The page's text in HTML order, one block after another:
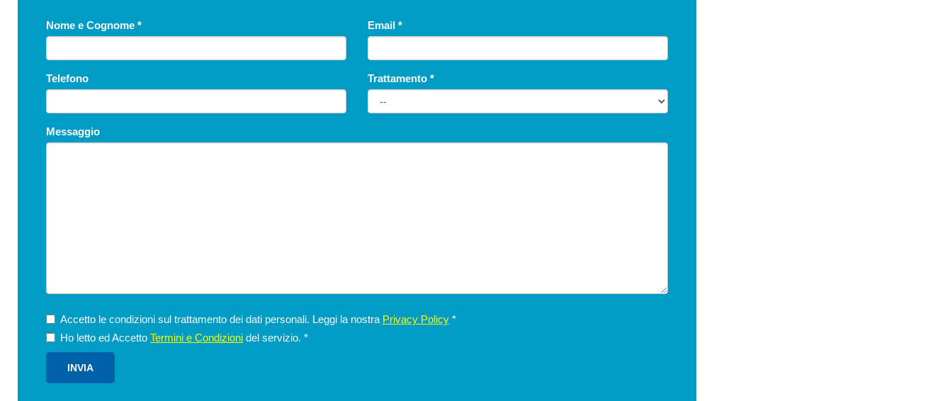
APPARTAMENTI
Nome e Cognome * Email *
Telefono Trattamento *
Messaggio
Accetto le condizioni sul trattamento dei dati personali. Leggi la nostra Privacy Policy *
Ho letto ed Accetto Termini e Condizioni del servizio. *